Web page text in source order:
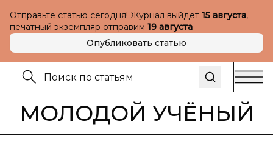
Отправьте статью сегодня! Журнал выйдет 15 августа,
печатный экземпляр отправим 19 августа
Опубликовать статью
МОЛОДОЙ УЧЁНЫЙ